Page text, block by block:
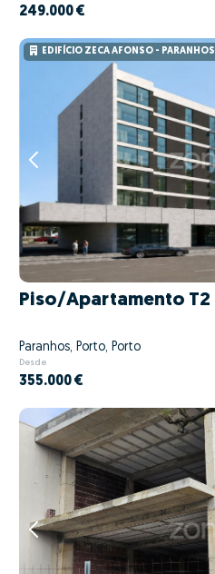
249.000 €
EDIFÍCIO ZECA AFONSO - PARANHOS
Piso/Apartamento T2
Paranhos, Porto, Porto
Desde
355.000 €